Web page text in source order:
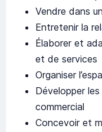
Vendre dans
Entretenir la
Élaborer et
et de services
Organiser
Développer
commercial
Concevoir et